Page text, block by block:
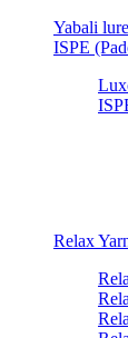
Yabali
ISPE
Relax